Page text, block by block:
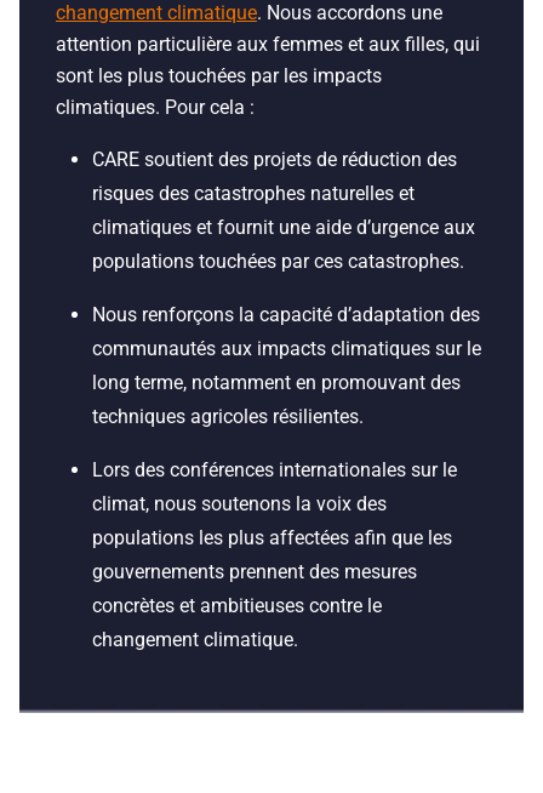
changement climatique. Nous accordons une
attention particulière aux femmes et aux filles, qui
sont les plus touchées par les impacts
climatiques. Pour cela :
CARE soutient des projets de réduction des
risques des catastrophes naturelles et
climatiques et fournit une aide d’urgence aux
populations touchées par ces catastrophes.
Nous renforçons la capacité d’adaptation des
communautés aux impacts climatiques sur le
long terme, notamment en promouvant des
techniques agricoles résilientes.
Lors des conférences internationales sur le
climat, nous soutenons la voix des
populations les plus affectées afin que les
gouvernements prennent des mesures
concrètes et ambitieuses contre le
changement climatique.